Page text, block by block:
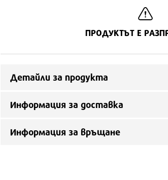
ПРОДУКТЪТ Е
Детайли за продукта
Информация за доставка
Информация за връщане